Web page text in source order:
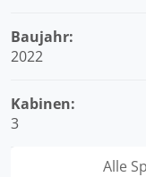
Baujahr:
2022
Kabinen:
3
Alle